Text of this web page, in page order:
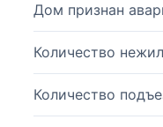
Дом признан
Количество
Количество